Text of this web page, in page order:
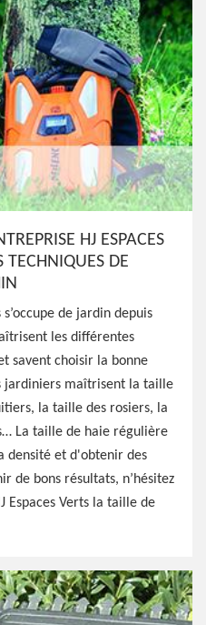
HJ ESPACES
TECHNIQUES DE
s’occupe de jardin depuis
les différentes
savent choisir la bonne
jardiniers maîtrisent la taille
la taille des rosiers, la
La taille de haie régulière
densité et d'obtenir des
de bons résultats, n’hésitez
Espaces Verts la taille de